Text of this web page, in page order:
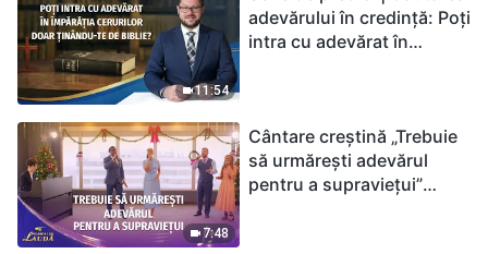
11:54
adevărului în credință: Poți
intra cu adevărat în
7:48
Cântare creștină „Trebuie
să urmărești adevărul
pentru a supraviețui”